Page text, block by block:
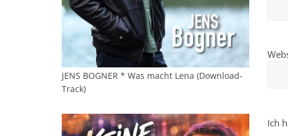
Ich
JENS BOGNER * Was macht Lena (Download-
Track)